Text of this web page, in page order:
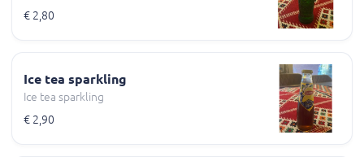
€ 2,80
Ice tea sparkling
Ice tea sparkling
€ 2,90